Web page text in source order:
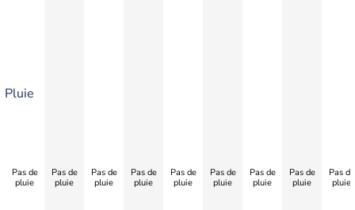
Pluie
Pas de
pluie
Pas de
pluie
Pas de
pluie
Pas de
pluie
Pas de
pluie
Pas de
pluie
Pas de
pluie
Pas de
pluie
Pas de
pluie